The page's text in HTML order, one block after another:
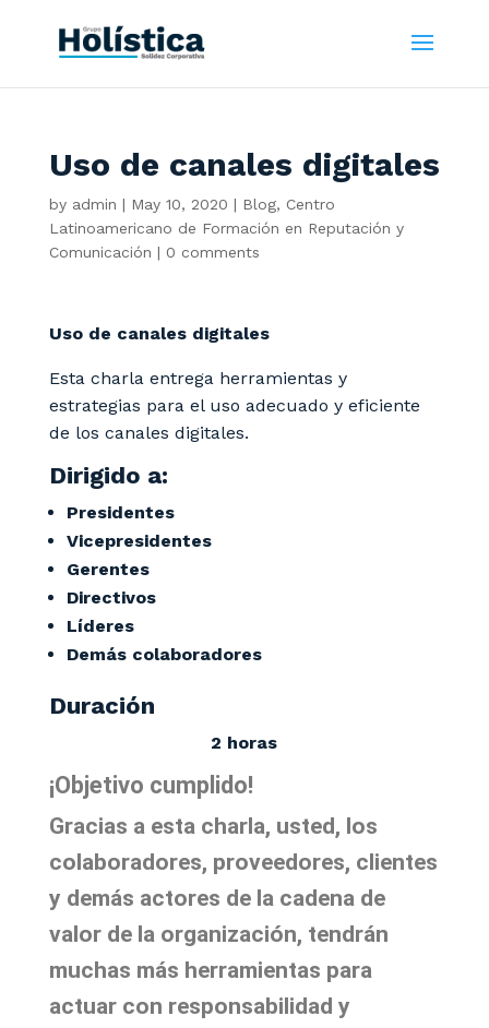
Uso de canales digitales
by admin | May 10, 2020 | Blog, Centro
Latinoamericano de Formación en Reputación y
Comunicación | 0 comments
Uso de canales digitales
Esta charla entrega herramientas y
estrategias para el uso adecuado y eficiente
de los canales digitales.
Dirigido a:
Presidentes
Vicepresidentes
Gerentes
Directivos
Líderes
Demás colaboradores
Duración
2 horas
¡Objetivo cumplido!
Gracias a esta charla, usted, los
colaboradores, proveedores, clientes
y demás actores de la cadena de
valor de la organización, tendrán
muchas más herramientas para
actuar con responsabilidad y